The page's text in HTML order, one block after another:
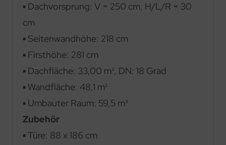
▪ Dachvorsprung: V = 250 cm, H/L/R = 30
cm
▪ Seitenwandhöhe: 218 cm
▪ Firsthöhe: 281 cm
▪ Dachfläche: 33,00 m², DN: 18 Grad
▪ Wandfläche: 48,1 m²
▪ Umbauter Raum: 59,5 m³
Zubehör
▪ Türe: 88 x 186 cm